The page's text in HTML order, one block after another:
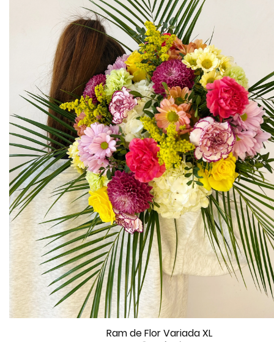
Ram de Flor Variada XL